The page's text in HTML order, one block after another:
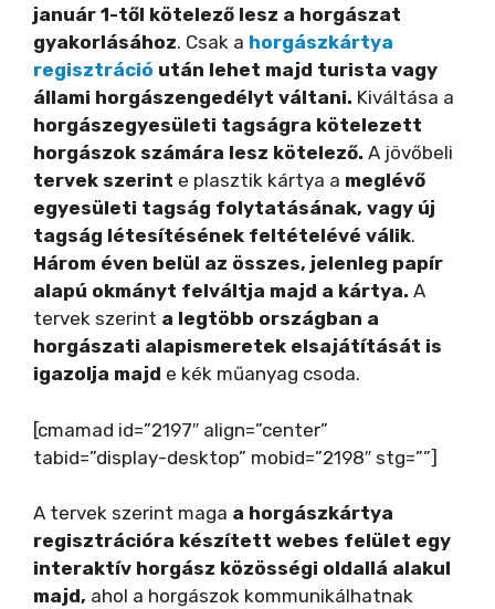
január 1-től kötelező lesz a horgászat
gyakorlásához. Csak a horgászkártya
regisztráció után lehet majd turista vagy
állami horgászengedélyt váltani. Kiváltása a
horgászegyesületi tagságra kötelezett
horgászok számára lesz kötelező. A jövőbeli
tervek szerint e plasztik kártya a meglévő
egyesületi tagság folytatásának, vagy új
tagság létesítésének feltételévé válik.
Három éven belül az összes, jelenleg papír
alapú okmányt felváltja majd a kártya. A
tervek szerint a legtöbb országban a
horgászati alapismeretek elsajátítását is
igazolja majd e kék műanyag csoda.
[cmamad id=”2197″ align=”center”
tabid=”display-desktop” mobid=”2198″ stg=””]
A tervek szerint maga a horgászkártya
regisztrációra készített webes felület egy
interaktív horgász közösségi oldallá alakul
majd, ahol a horgászok kommunikálhatnak